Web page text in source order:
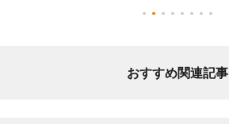
おすすめ関連記事